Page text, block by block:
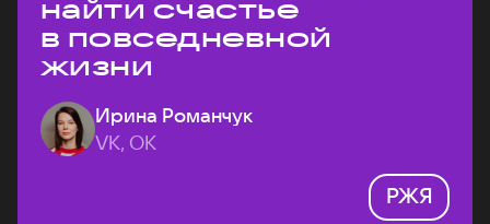
найти счастье
в повседневной
жизни
Ирина Романчук
VK, ОК
РЖЯ